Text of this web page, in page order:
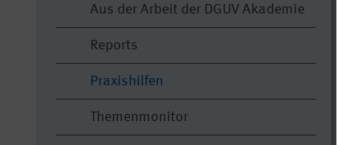
Aus der Arbeit der DGUV Akademie
Reports
Praxishilfen
Themenmonitor